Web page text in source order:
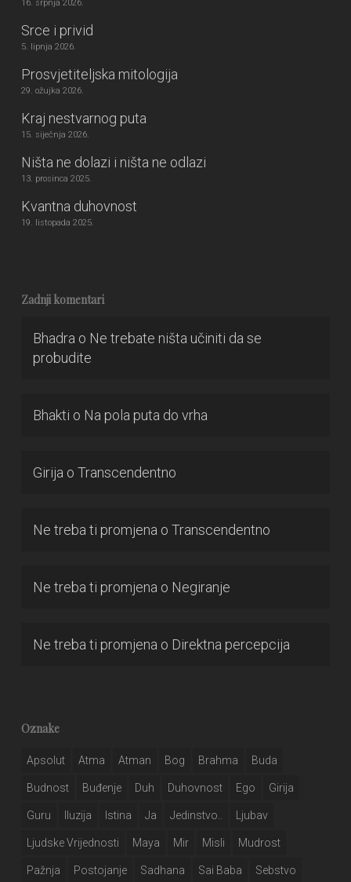
16. srpnja 2026.
Srce i privid
5. lipnja 2026.
Prosvjetiteljska mitologija
29. ožujka 2026.
Kraj nestvarnog puta
15. siječnja 2026.
Ništa ne dolazi i ništa ne odlazi
13. prosinca 2025.
Kvantna duhovnost
19. listopada 2025.
Zadnji komentari
Bhadra o Ne trebate ništa učiniti da se
probudite
Bhakti o Na pola puta do vrha
Girija o Transcendentno
Ne treba ti promjena o Transcendentno
Ne treba ti promjena o Negiranje
Ne treba ti promjena o Direktna percepcija
Oznake
Apsolut Atma Atman Bog Brahma Buda
Budnost Buđenje Duh Duhovnost Ego Girija
Guru Iluzija Istina Ja Jedinstvo.. Ljubav
Ljudske Vrijednosti Maya Mir Misli Mudrost
Pažnja Postojanje Sadhana Sai Baba Sebstvo